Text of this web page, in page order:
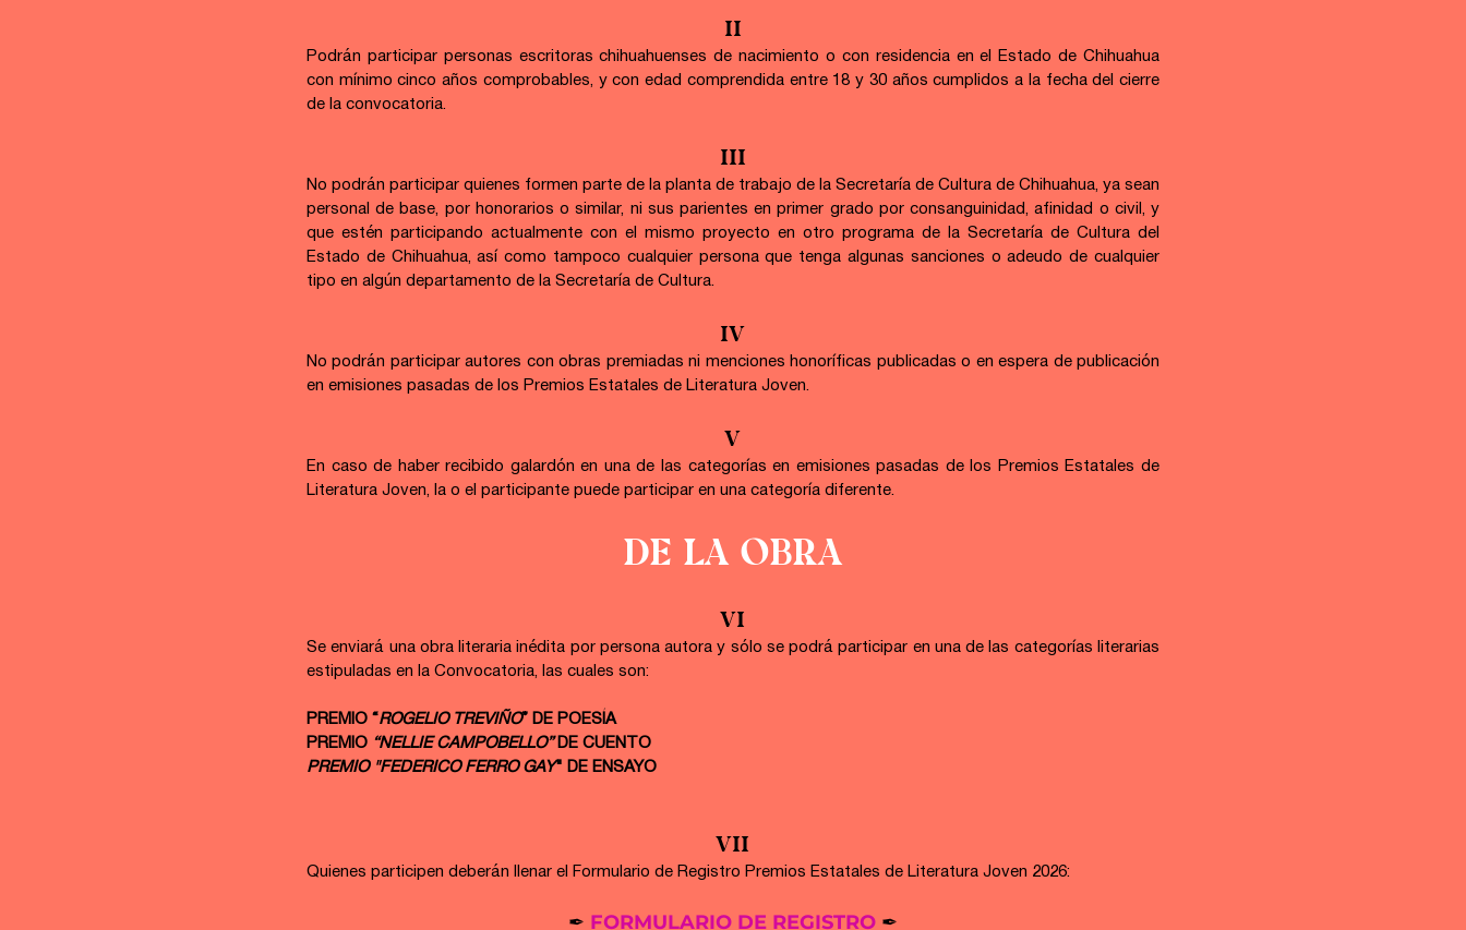
II
Podrán participar personas escritoras chihuahuenses de nacimiento o con residencia en el Estado de Chihuahua
con mínimo cinco años comprobables, y con edad comprendida entre 18 y 30 años cumplidos a la fecha del cierre
de la convocatoria.
III
No podrán participar quienes formen parte de la planta de trabajo de la Secretaría de Cultura de Chihuahua, ya sean
personal de base, por honorarios o similar, ni sus parientes en primer grado por consanguinidad, afinidad o civil, y
que estén participando actualmente con el mismo proyecto en otro programa de la Secretaría de Cultura del
Estado de Chihuahua, así como tampoco cualquier persona que tenga algunas sanciones o adeudo de cualquier
tipo en algún departamento de la Secretaría de Cultura.
IV
No podrán participar autores con obras premiadas ni menciones honoríficas publicadas o en espera de publicación
en emisiones pasadas de los Premios Estatales de Literatura Joven.
V
En caso de haber recibido galardón en una de las categorías en emisiones pasadas de los Premios Estatales de
Literatura Joven, la o el participante puede participar en una categoría diferente.
DE LA OBRA
VI
Se enviará una obra literaria inédita por persona autora y sólo se podrá participar en una de las categorías literarias
estipuladas en la Convocatoria, las cuales son:
PREMIO “ROGELIO TREVIÑO” DE POESÍA
PREMIO “NELLIE CAMPOBELLO” DE CUENTO
PREMIO "FEDERICO FERRO GAY" DE ENSAYO
VII
Quienes participen deberán llenar el Formulario de Registro Premios Estatales de Literatura Joven 2026:
✒︎ FORMULARIO DE REGISTRO ✒︎